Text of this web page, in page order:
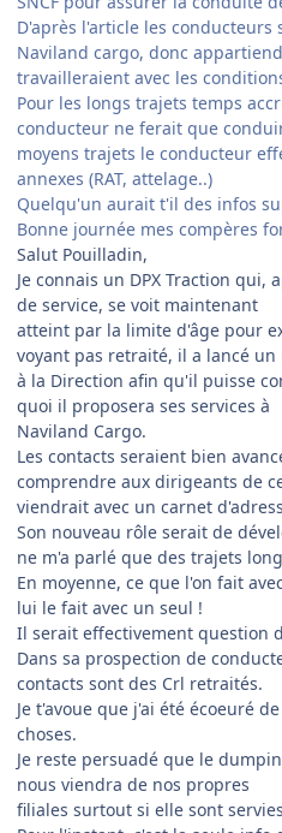
D'après l'article les conducteurs
Naviland cargo, donc
travailleraient avec les
Pour les longs trajets temps
conducteur ne ferait que
moyens trajets le conducteur
annexes (RAT, attelage..)
Quelqu'un aurait t'il des infos
Bonne journée mes compères
Salut Pouilladin,
Je connais un DPX Traction qui,
de service, se voit maintenant
atteint par la limite d'âge pour
voyant pas retraité, il a lancé
à la Direction afin qu'il puisse
quoi il proposera ses services à
Naviland Cargo.
Les contacts seraient bien
comprendre aux dirigeants de
viendrait avec un carnet
Son nouveau rôle serait de
ne m'a parlé que des trajets
En moyenne, ce que l'on fait
lui le fait avec un seul !
Il serait effectivement question
Dans sa prospection de
contacts sont des Crl retraités.
Je t'avoue que j'ai été écoeuré
choses.
Je reste persuadé que le
nous viendra de nos propres
filiales surtout si elle sont